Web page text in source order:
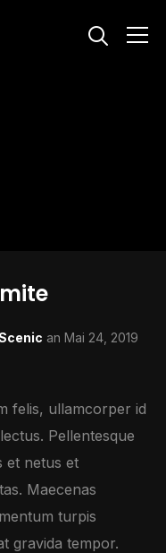
Info
an Mai 24, 2019
felis, ullamcorper id
Pellentesque
et netus et
Maecenas
turpis
gravida tempor.